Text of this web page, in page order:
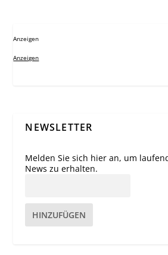
Anzeigen
Anzeigen
NEWSLETTER
Melden Sie sich hier an, um
News zu erhalten.
HINZUFÜGEN